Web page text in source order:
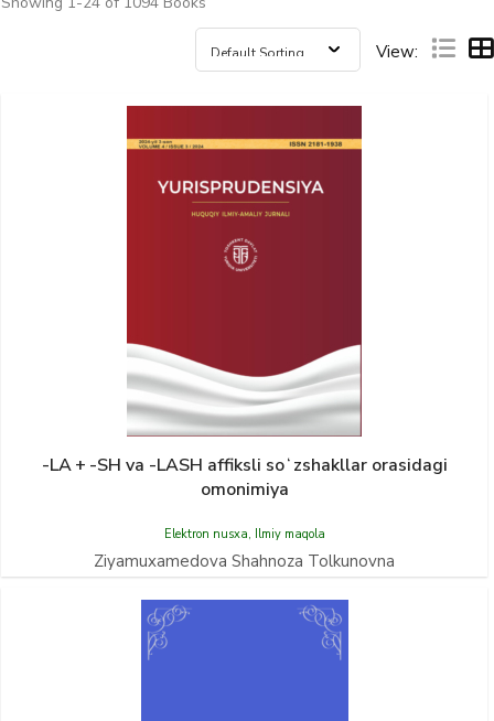
View:
-LA + -SH va -LASH affiksli soʻzshakllar orasidagi
omonimiya
Elektron nusxa, Ilmiy maqola
Ziyamuxamedova Shahnoza Tolkunovna